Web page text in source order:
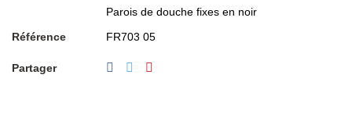
Parois de douche fixes en noir
Référence
FR703 05
Partager